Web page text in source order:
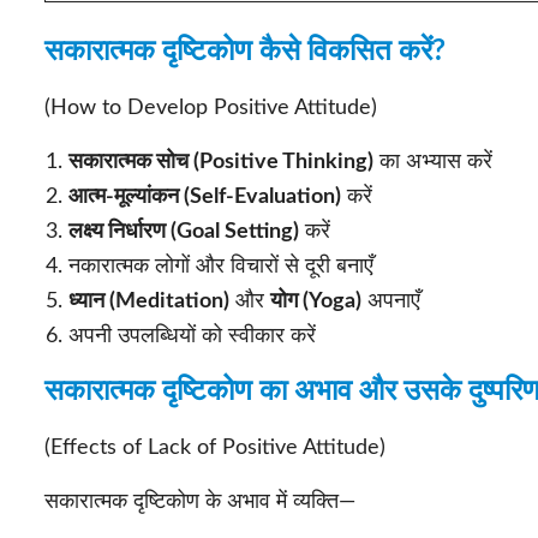
सकारात्मक दृष्टिकोण कैसे विकसित करें?
(How to Develop Positive Attitude)
सकारात्मक सोच (Positive Thinking) का अभ्यास करें
आत्म-मूल्यांकन (Self-Evaluation) करें
लक्ष्य निर्धारण (Goal Setting) करें
नकारात्मक लोगों और विचारों से दूरी बनाएँ
ध्यान (Meditation) औरयोग (Yoga) अपनाएँ
अपनी उपलब्धियों को स्वीकार करें
सकारात्मक दृष्टिकोण का अभाव और उसके
(Effects of Lack of Positive Attitude)
सकारात्मक दृष्टिकोण के अभाव में व्यक्ति—